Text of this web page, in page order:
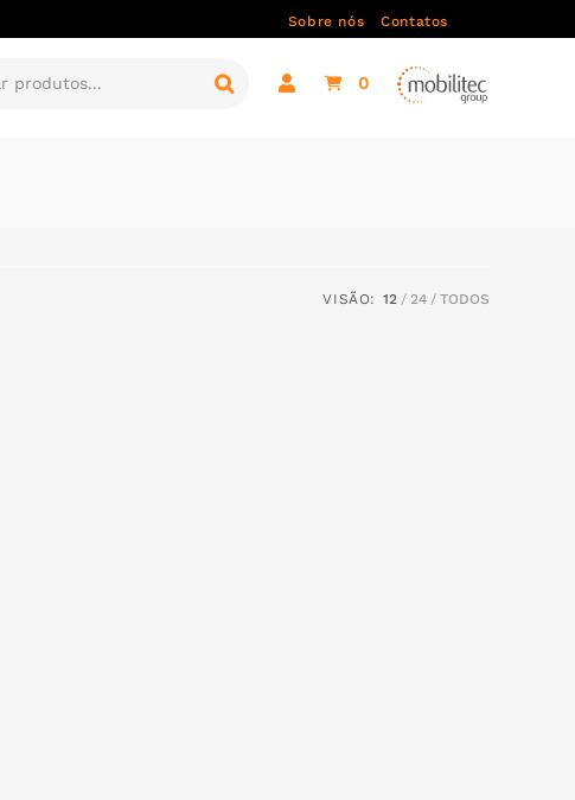
Sobre nós Contatos
0
VISÃO: 12 24 TODOS